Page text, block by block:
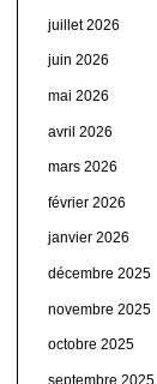
juillet 2026
juin 2026
mai 2026
avril 2026
mars 2026
février 2026
janvier 2026
décembre 2025
novembre 2025
octobre 2025
septembre 2025